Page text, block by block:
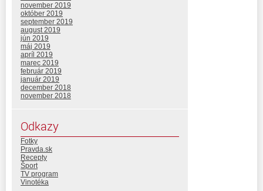
november 2019
október 2019
september 2019
august 2019
jún 2019
máj 2019
apríl 2019
marec 2019
február 2019
január 2019
december 2018
november 2018
Odkazy
Fotky
Pravda.sk
Recepty
Šport
TV program
Vinotéka